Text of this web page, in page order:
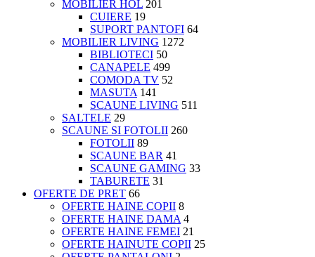
MOBILIER HOL 201
CUIERE 19
SUPORT PANTOFI 64
MOBILIER LIVING 1272
BIBLIOTECI 50
CANAPELE 499
COMODA TV 52
MASUTA 141
SCAUNE LIVING 511
SALTELE 29
SCAUNE SI FOTOLII 260
FOTOLII 89
SCAUNE BAR 41
SCAUNE GAMING 33
TABURETE 31
OFERTE DE PRET 66
OFERTE HAINE COPII 8
OFERTE HAINE DAMA 4
OFERTE HAINE FEMEI 21
OFERTE HAINUTE COPII 25